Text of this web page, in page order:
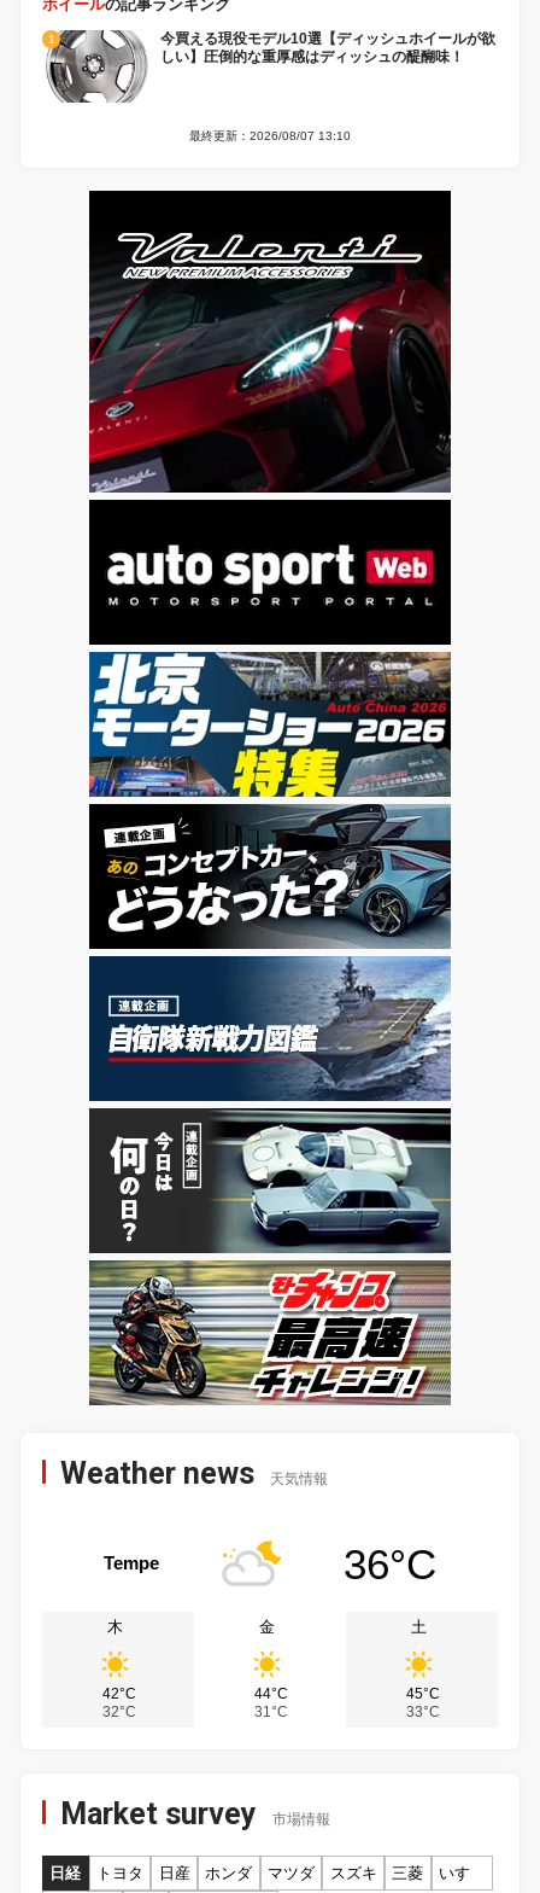
ホイールの記事ランキング
今買える現役モデル10選【ディッシュホイールが欲
しい】圧倒的な重厚感はディッシュの醍醐味！
最終更新：2026/08/07 13:10
Weather news 天気情報
Tempe 36°C
木
42°C
32°C
金
44°C
31°C
土
45°C
33°C
Market survey 市場情報
日経 トヨタ 日産 ホンダ マツダ スズキ 三菱
いすゞ